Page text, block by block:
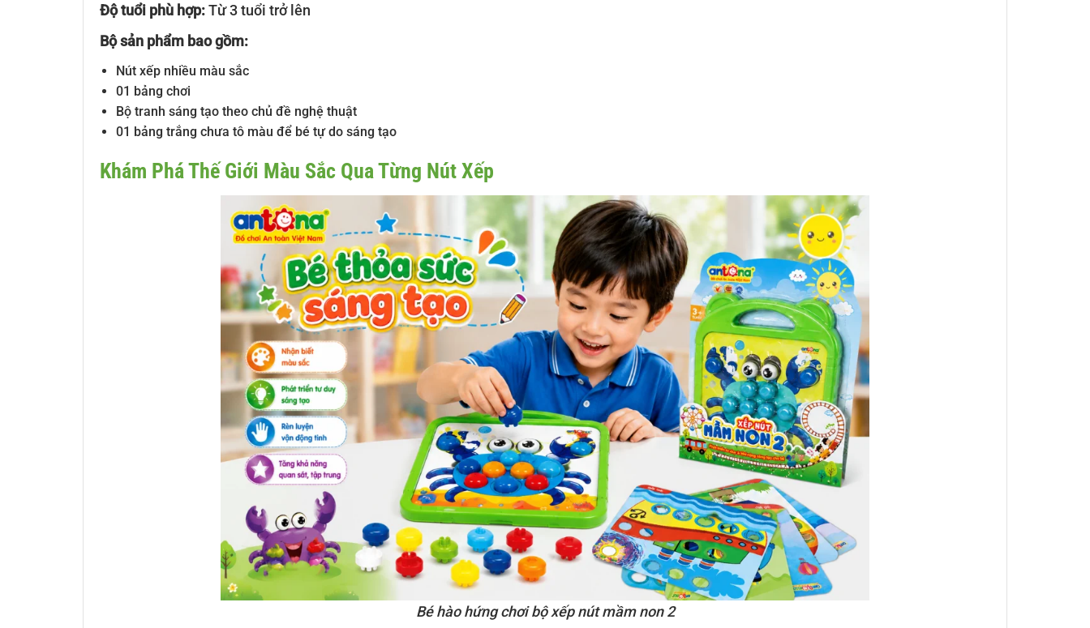
Độ tuổi phù hợp:Từ 3 tuổi trở lên
Bộ sản phẩm bao gồm:
Nút xếp nhiều màu sắc
01 bảng chơi
Bộ tranh sáng tạo theo chủ đề nghệ thuật
01 bảng trắng chưa tô màu để bé tự do sáng tạo
Khám Phá Thế Giới Màu Sắc Qua Từng Nút Xếp
Bé hào hứng chơi bộ xếp nút mầm non 2